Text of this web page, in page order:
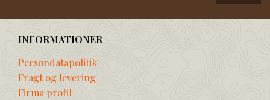
INFORMATIONER
Persondatapolitik
Fragt og levering
Firma profil